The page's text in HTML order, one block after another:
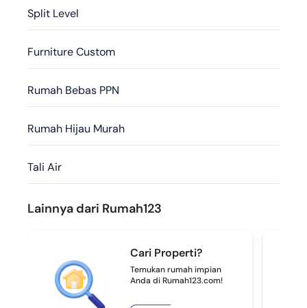
Split Level
Furniture Custom
Rumah Bebas PPN
Rumah Hijau Murah
Tali Air
Lainnya dari Rumah123
Cari Properti?
Temukan rumah impian
Anda di Rumah123.com!